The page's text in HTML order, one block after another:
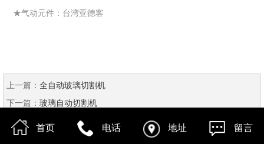
★气动元件：台湾亚德客
上一篇： 全自动玻璃切割机
下一篇： 玻璃自动切割机
首页 电话 地址 留言